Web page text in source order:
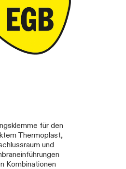
für den
Thermoplast,
und
Kombinationen